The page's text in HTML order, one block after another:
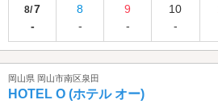
8/7
-
8
-
9
-
10
-
岡山県 岡山市南区泉田
HOTEL O (ホテル オー)